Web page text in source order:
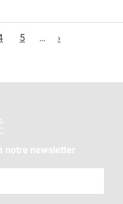
5 … ›
notre newsletter